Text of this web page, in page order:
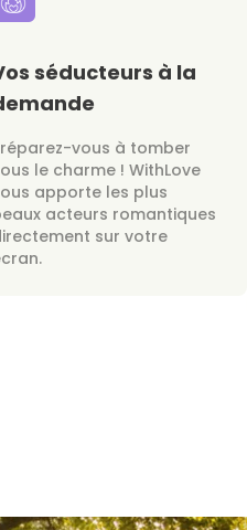
séducteurs à la
vous à tomber
le charme ! WithLove
apporte les plus
acteurs romantiques
sur votre